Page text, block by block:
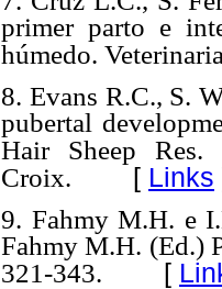
primer parto e
húmedo.
8. Evans R.C., S.
pubertal
Hair Sheep
Croix. [ Links
9. Fahmy M.H. e
Fahmy M.H. (Ed.)
321-343. [